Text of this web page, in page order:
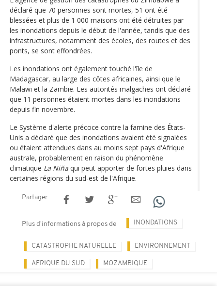
déclaré que 70 personnes sont mortes, 51 ont été
blessées et plus de 1 000 maisons ont été détruites par
les inondations depuis le début de l'année, tandis que des
infrastructures, notamment des écoles, des routes et des
ponts, se sont effondrées.
Les inondations ont également touché l'île de
Madagascar, au large des côtes africaines, ainsi que le
Malawi et la Zambie. Les autorités malgaches ont déclaré
que 11 personnes étaient mortes dans les inondations
depuis fin novembre.
Le Système d'alerte précoce contre la famine des États-
Unis a déclaré que des inondations avaient été signalées
ou étaient attendues dans au moins sept pays d'Afrique
australe, probablement en raison du phénomène
climatique La Niña qui peut apporter de fortes pluies dans
certaines régions du sud-est de l'Afrique.
Partager
Plus d'informations à propos de INONDATIONS
CATASTROPHE NATURELLE ENVIRONNEMENT
AFRIQUE DU SUD MOZAMBIQUE